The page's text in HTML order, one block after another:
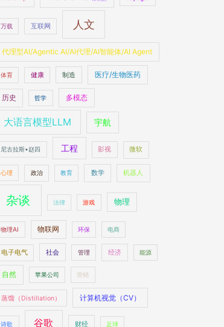
万载 互联网 人文
代理型AI/Agentic AI/AI代理/AI智能体/AI Agent
体育 健康 制造 医疗/生物医药
历史 哲学 多模态
大语言模型LLM 宇航
尼古拉斯•赵四 工程 影视 微软
心理 政治 教育 数学 机器人
杂谈 法律 游戏 物理
物理AI 物联网 环保 电商
电子电气 社会 管理 经济 能源
自然 苹果公司 营销
蒸馏（Distillation） 计算机视觉（CV）
诗歌 谷歌 财经 足球